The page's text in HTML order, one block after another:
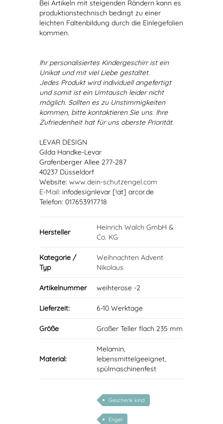
Bei Artikeln mit steigenden Rändern kann es
produktionstechnisch bedingt zu einer
leichten Faltenbildung durch die Einlegefolien
kommen.
Ihr personalisiertes Kindergeschirr ist ein
Unikat und mit viel Liebe gestaltet.
Jedes Produkt wird individuell angefertigt
und somit ist ein Umtausch leider nicht
möglich. Sollten es zu Unstimmigkeiten
kommen, bitte kontaktieren Sie uns. Ihre
Zufriedenheit hat für uns oberste Priorität.
LEVAR DESIGN
Gilda Handke-Levar
Grafenberger Allee 277-287
40237 Düsseldorf
Website: www.dein-schutzengel.com
E-Mail: infodesignlevar [!at] arcor.de
Telefon: 017653917718
Hersteller
Heinrich Walch GmbH &
Co. KG
Kategorie /
Typ
Weihnachten Advent
Nikolaus
Artikelnummer weihterose -2
Lieferzeit: 6-10 Werktage
Größe Großer Teller flach 235 mm
Material:
Melamin,
lebensmittelgeeignet,
spülmaschinenfest
Geschenk kind
Engel